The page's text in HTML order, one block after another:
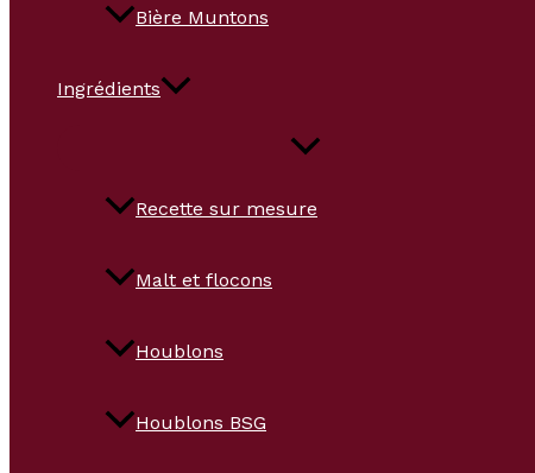
Bière Muntons
Ingrédients
Recette sur mesure
Malt et flocons
Houblons
Houblons BSG